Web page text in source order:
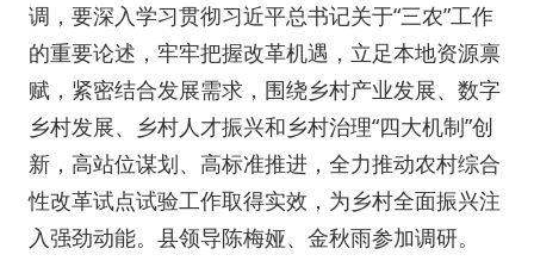
调，要深入学习贯彻习近平总书记关于“三农”工作
的重要论述，牢牢把握改革机遇，立足本地资源禀
赋，紧密结合发展需求，围绕乡村产业发展、数字
乡村发展、乡村人才振兴和乡村治理“四大机制”创
新，高站位谋划、高标准推进，全力推动农村综合
性改革试点试验工作取得实效，为乡村全面振兴注
入强劲动能。县领导陈梅娅、金秋雨参加调研。